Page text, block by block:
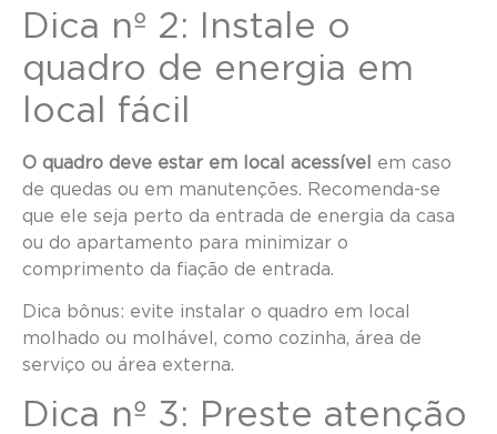
Dica nº 2: Instale o
quadro de energia em
local fácil
O quadro deve estar em local acessível
em caso
de quedas ou em manutenções. Recomenda-se
que ele seja perto da entrada de energia da casa
ou do apartamento para minimizar o
comprimento da fiação de entrada.
Dica bônus: evite instalar o quadro em local
molhado ou molhável, como cozinha, área de
serviço ou área externa.
Dica nº 3: Preste atenção